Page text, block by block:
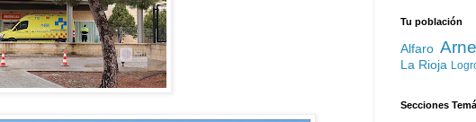
Tu población
Alfaro
La Rioja
Secciones